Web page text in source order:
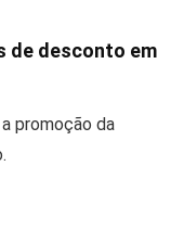
de desconto em
promoção da